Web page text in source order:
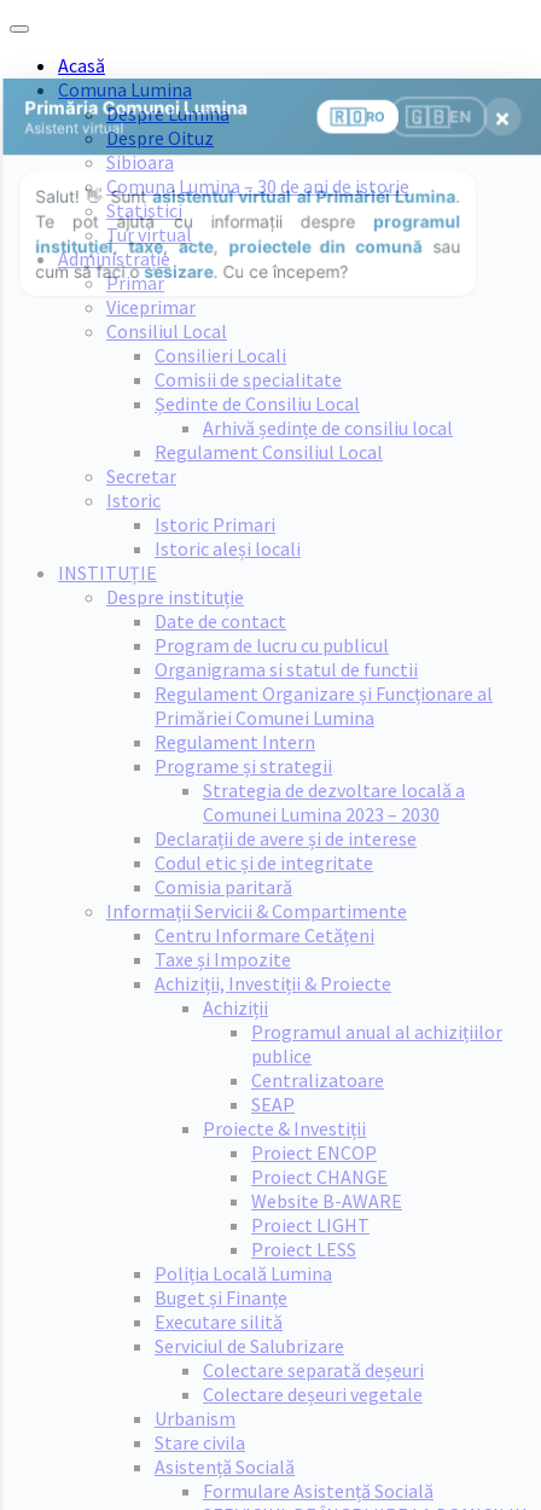
Skip
content
Skip
sidebar
Skip
right
sidebar
Skip
footerAcasă
Comuna Lumina
Despre Lumina
Despre Oituz
Sibioara
Comuna Lumina – 30 de ani de istorie
Statistici
Tur virtual
Administrație
Primar
Viceprimar
Consiliul Local
Consilieri Locali
Comisii de specialitate
Ședinte de Consiliu Local
Arhivă ședințe de consiliu local
Regulament Consiliul Local
Secretar
Istoric
Istoric Primari
Istoric aleși locali
INSTITUȚIE
Despre instituție
Date de contact
Program de lucru cu publicul
Organigrama si statul de functii
Regulament Organizare și Funcționare al
Primăriei Comunei Lumina
Regulament Intern
Programe și strategii
Strategia de dezvoltare locală a
Comunei Lumina 2023 – 2030
Declarații de avere și de interese
Codul etic și de integritate
Comisia paritară
Informații Servicii & Compartimente
Centru Informare Cetățeni
Taxe și Impozite
Achiziții, Investiții & Proiecte
Achiziții
Programul anual al achizițiilor
publice
Centralizatoare
SEAP
Proiecte & Investiții
Proiect ENCOP
Proiect CHANGE
Website B-AWARE
Proiect LIGHT
Proiect LESS
Poliția Locală Lumina
Buget și Finanțe
Executare silită
Serviciul de Salubrizare
Colectare separată deșeuri
Colectare deșeuri vegetale
Urbanism
Stare civila
Asistență Socială
Formulare Asistență Socială